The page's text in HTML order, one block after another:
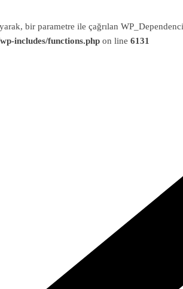
bir parametre ile çağrılan
includes/functions.php on line 6131